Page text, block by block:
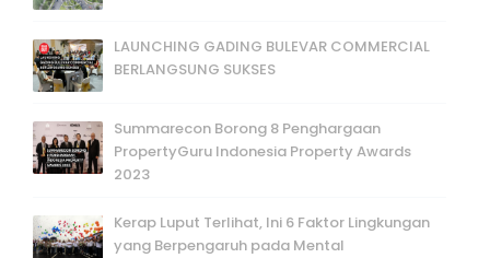
LAUNCHING GADING BULEVAR COMMERCIAL
BERLANGSUNG SUKSES
Summarecon Borong 8 Penghargaan
PropertyGuru Indonesia Property Awards
2023
Kerap Luput Terlihat, Ini 6 Faktor Lingkungan
yang Berpengaruh pada Mental